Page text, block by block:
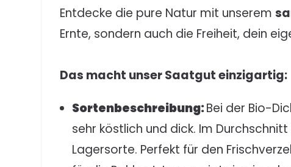
Entdecke die pure Natur mit unserem
Ernte, sondern auch die Freiheit, dein
Das macht unser Saatgut einzigartig:
Sortenbeschreibung:Bei der Bio-
sehr köstlich und dick. Im
Lagersorte. Perfekt für den